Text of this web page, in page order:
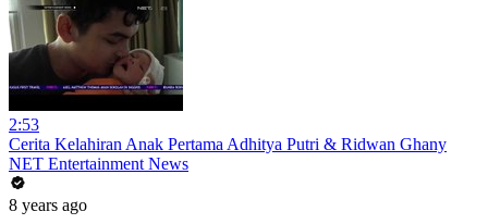
2:53
Cerita Kelahiran Anak Pertama Adhitya Putri & Ridwan Ghany
NET Entertainment News
8 years ago